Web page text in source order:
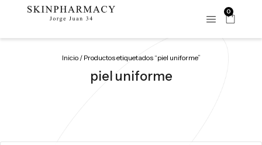
0
Inicio/ Productos etiquetados “piel uniforme”
piel uniforme